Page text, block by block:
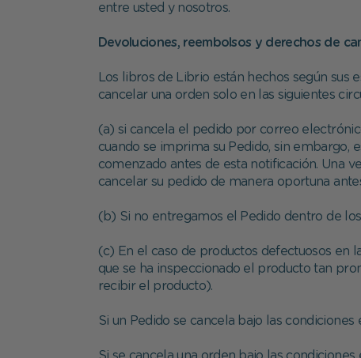
entre usted y nosotros.
Devoluciones, reembolsos y derechos de
Los libros de Librio están hechos según
cancelar una orden solo en las siguientes
(a) si cancela el pedido por correo
cuando se imprima su Pedido, sin
comenzado antes de esta notificación. Una
cancelar su pedido de manera oportuna
(b) Si no entregamos el Pedido dentro de
(c) En el caso de productos defectuosos en
que se ha inspeccionado el producto tan
recibir el producto).
Si un Pedido se cancela bajo las